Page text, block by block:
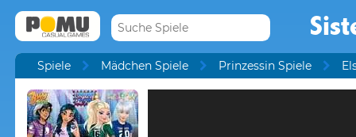
Spiele Mädchen Spiele Prinzessin Spiele